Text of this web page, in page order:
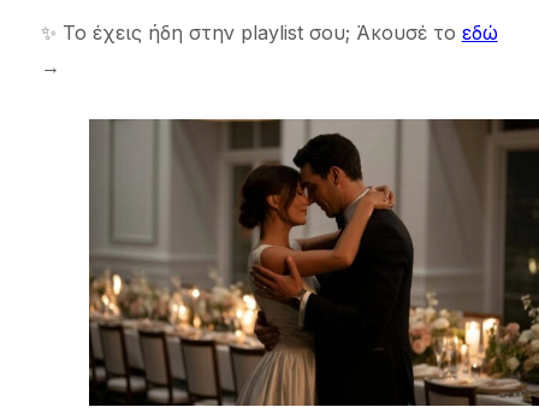
✨ Το έχεις ήδη στην playlist σου; Άκουσέ το εδώ
→